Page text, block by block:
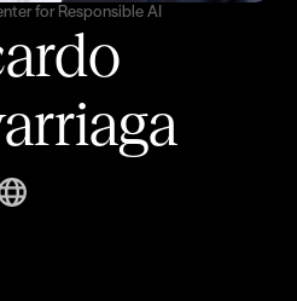
for Responsible AI